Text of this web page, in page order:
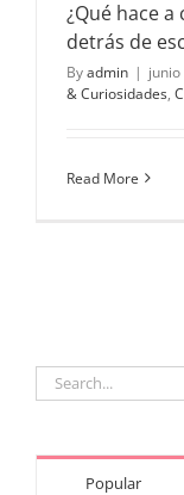
¿Qué hace
detrás de
Byadmin | junio
& Curiosidades,
Read More
Search
for:
Popular